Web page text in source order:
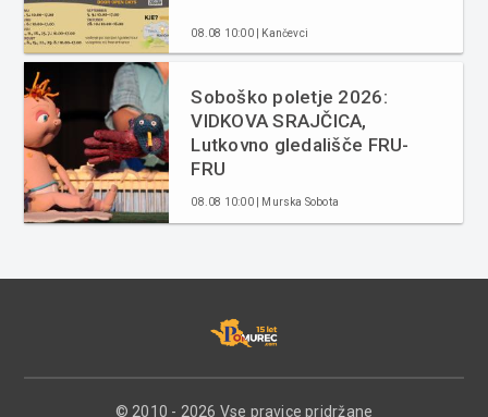
08.08 10:00 | Kančevci
Soboško poletje 2026:
VIDKOVA SRAJČICA,
Lutkovno gledališče FRU-
FRU
08.08 10:00 | Murska Sobota
© 2010 - 2026 Vse pravice pridržane